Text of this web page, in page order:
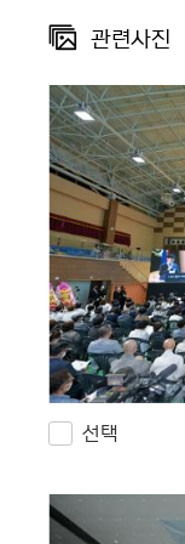
관련사진
선택